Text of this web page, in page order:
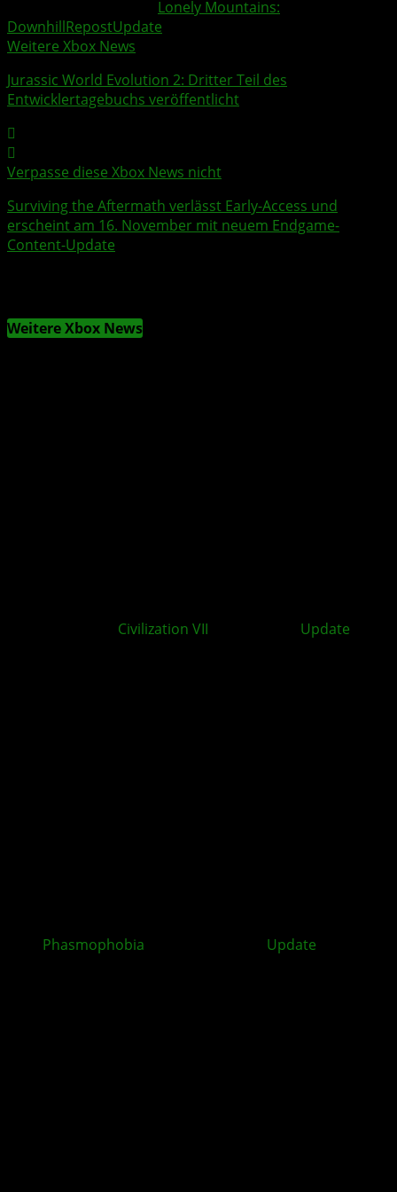
Lonely Mountains:
DownhillRepostUpdate
Weitere Xbox News
Jurassic World Evolution 2: Dritter Teil des
Entwicklertagebuchs veröffentlicht
Verpasse diese Xbox News nicht
Surviving the Aftermath verlässt Early-Access und
erscheint am 16. November mit neuem Endgame-
Content-Update
Weitere Xbox News
Civilization VII Update
Phasmophobia Update